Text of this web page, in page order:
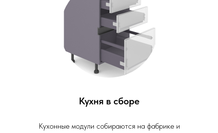
Кухня в сборе
Кухонные модули собираются на фабрике и